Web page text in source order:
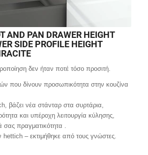
AND PAN DRAWER HEIGHT
SIDE PROFILE HEIGHT
δεν ήταν ποτέ τόσο προσιτή.
που δίνουν προσωπικότητα στην κουζίνα
βάζει νέα στάνταρ στα συρτάρια,
και υπέροχη λειτουργία κύλησης,
σας πραγματικότητα .
hettich – εκτιμήθηκε από τους γνώστες.